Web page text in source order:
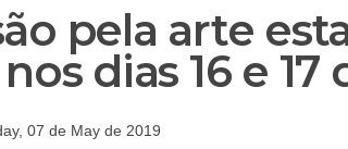
pela arte
dias 16 e 17
07 de May de 2019